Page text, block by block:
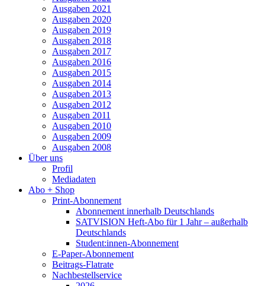
Ausgaben 2021
Ausgaben 2020
Ausgaben 2019
Ausgaben 2018
Ausgaben 2017
Ausgaben 2016
Ausgaben 2015
Ausgaben 2014
Ausgaben 2013
Ausgaben 2012
Ausgaben 2011
Ausgaben 2010
Ausgaben 2009
Ausgaben 2008
Über uns
Profil
Mediadaten
Abo + Shop
Print-Abonnement
Abonnement innerhalb Deutschlands
SATVISION Heft-Abo für 1 Jahr – außerhalb
Deutschlands
Student:innen-Abonnement
E-Paper-Abonnement
Beitrags-Flatrate
Nachbestellservice